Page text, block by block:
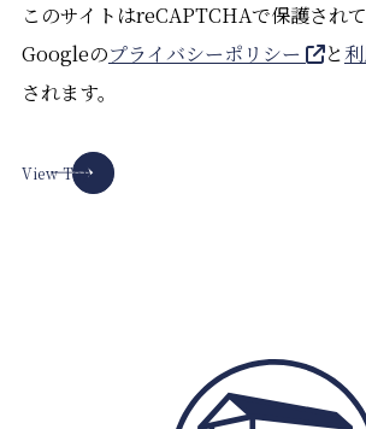
す。再度ご予約いただいた場合も
用外となります。
他キャンペーンとの併用はできま
イベント特典進呈はグループ共通
ります。複数ブランドにご来場い
調整が必要な場合がありますので
ご予約時間の確定をさせていただ
このサイトはreCAPTCHAで保護されて
Googleのプライバシーポリシー と
されます。
View Top